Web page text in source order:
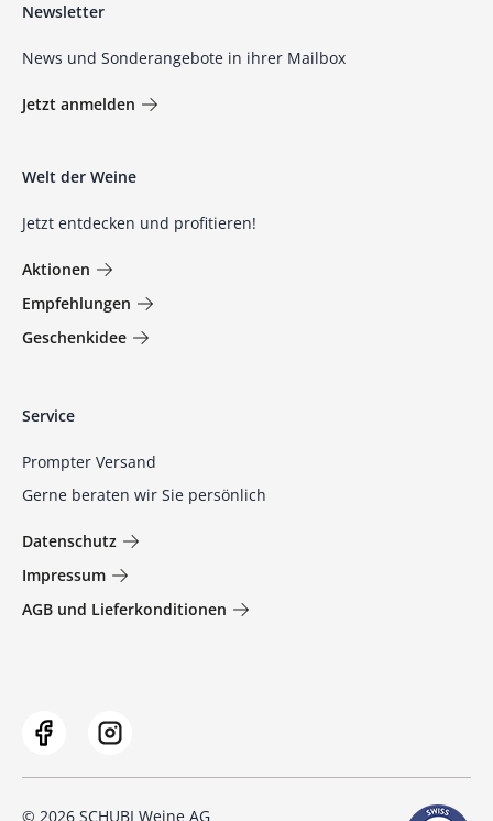
Newsletter
News und Sonderangebote in ihrer Mailbox
Jetzt anmelden
Welt der Weine
Jetzt entdecken und profitieren!
Aktionen
Empfehlungen
Geschenkidee
Service
Prompter Versand
Gerne beraten wir Sie persönlich
Datenschutz
Impressum
AGB und Lieferkonditionen
© 2026 SCHUBI Weine AG